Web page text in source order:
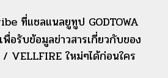
ที่แชลแนลยูทูป GODTOWA
พื่อรับข้อมูลข่าวสารเกี่ยวกับของ
VELLFIRE ใหม่ๆได้ก่อนใคร